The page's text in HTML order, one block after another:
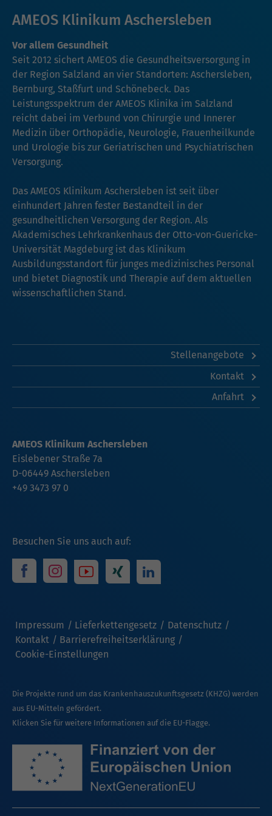
AMEOS Klinikum Aschersleben
Vor allem Gesundheit
Seit 2012 sichert AMEOS die Gesundheitsversorgung in
der Region Salzland an vier Standorten: Aschersleben,
Bernburg, Staßfurt und Schönebeck. Das
Leistungsspektrum der AMEOS Klinika im Salzland
reicht dabei im Verbund von Chirurgie und Innerer
Medizin über Orthopädie, Neurologie, Frauenheilkunde
und Urologie bis zur Geriatrischen und Psychiatrischen
Versorgung.
Das AMEOS Klinikum Aschersleben ist seit über
einhundert Jahren fester Bestandteil in der
gesundheitlichen Versorgung der Region. Als
Akademisches Lehrkrankenhaus der Otto-von-Guericke-
Universität Magdeburg ist das Klinikum
Ausbildungsstandort für junges medizinisches Personal
und bietet Diagnostik und Therapie auf dem aktuellen
wissenschaftlichen Stand.
Stellenangebote
Kontakt
Anfahrt
Besuchen Sie uns auch auf:
Impressum Lieferkettengesetz
Datenschutz
Kontakt
Barrierefreiheitserklärung
Cookie-Einstellungen
AMEOS Klinikum Aschersleben
Eislebener Straße 7a
D-06449 Aschersleben
+49 3473 97 0
Die Projekte rund um das Krankenhauszukunftsgesetz (KHZG) werden
aus EU-Mitteln gefördert.
Klicken Sie für weitere Informationen auf die EU-Flagge.